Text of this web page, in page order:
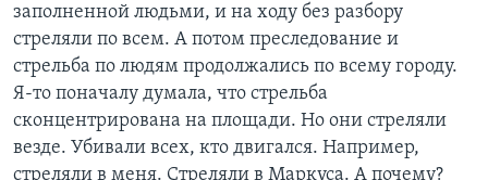
заполненной людьми, и на ходу без разбору
стреляли по всем. А потом преследование и
стрельба по людям продолжались по всему городу.
Я-то поначалу думала, что стрельба
сконцентрирована на площади. Но они стреляли
везде. Убивали всех, кто двигался. Например,
стреляли в меня. Стреляли в Маркуса. А почему?